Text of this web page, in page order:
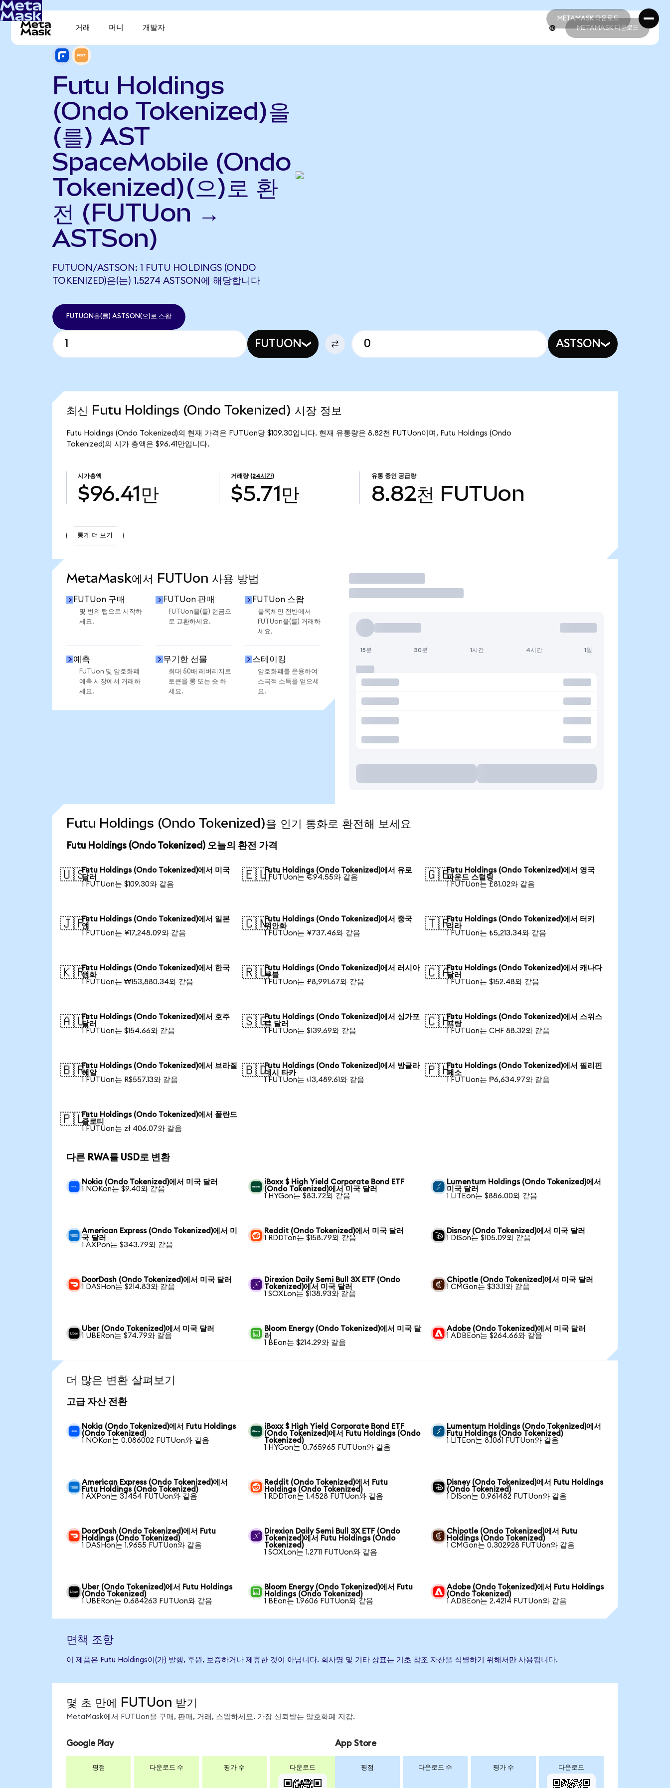
METAMASK 다운로드
METAMASK 다운로드
거래 머니 개발자 METAMASK 다운로드
Futu Holdings
(Ondo Tokenized)을
(를) AST
SpaceMobile (Ondo
Tokenized)(으)로 환
전 (FUTUon →
ASTSon)
FUTUON/ASTSON: 1 FUTU HOLDINGS (ONDO
TOKENIZED)은(는) 1.5274 ASTSON에 해당합니다
FUTUON을(를) ASTSON(으)로 스왑
FUTUON ASTSON
최신 Futu Holdings (Ondo Tokenized) 시장 정보
Futu Holdings (Ondo Tokenized)의 현재 가격은 FUTUon당 $109.30입니다. 현재 유통량은 8.82천 FUTUon이며, Futu Holdings (Ondo
Tokenized)의 시가 총액은 $96.41만입니다.
시가총액
$96.41만
거래량 (24시간)
$5.71만
유통 중인 공급량
8.82천 FUTUon
통계 더 보기
MetaMask에서 FUTUon 사용 방법
FUTUon 구매
몇 번의 탭으로 시작하
세요.
FUTUon 판매
FUTUon을(를) 현금으
로 교환하세요.
FUTUon 스왑
블록체인 전반에서
FUTUon을(를) 거래하
세요.
예측
FUTUon 및 암호화폐
예측 시장에서 거래하
세요.
무기한 선물
최대 50배 레버리지로
토큰을 롱 또는 숏 하
세요.
스테이킹
암호화폐를 운용하여
소극적 소득을 얻으세
요.
거래
15분 30분 1시간 4시간 1일
Futu Holdings (Ondo Tokenized)을 인기 통화로 환전해 보세요
Futu Holdings (Ondo Tokenized) 오늘의 환전 가격
🇺🇸Futu Holdings (Ondo Tokenized)에서 미국
달러
1 FUTUon는 $109.30와 같음
🇪🇺Futu Holdings (Ondo Tokenized)에서 유로
1 FUTUon는 €94.55와 같음
🇬🇧Futu Holdings (Ondo Tokenized)에서 영국
파운드 스털링
1 FUTUon는 £81.02와 같음
🇯🇵Futu Holdings (Ondo Tokenized)에서 일본
엔
1 FUTUon는 ¥17,248.09와 같음
🇨🇳Futu Holdings (Ondo Tokenized)에서 중국
위안화
1 FUTUon는 ¥737.46와 같음
🇹🇷Futu Holdings (Ondo Tokenized)에서 터키
리라
1 FUTUon는 ₺5,213.34와 같음
🇰🇷Futu Holdings (Ondo Tokenized)에서 한국
원화
1 FUTUon는 ₩153,880.34와 같음
🇷🇺Futu Holdings (Ondo Tokenized)에서 러시아
루블
1 FUTUon는 ₽8,991.67와 같음
🇨🇦Futu Holdings (Ondo Tokenized)에서 캐나다
달러
1 FUTUon는 $152.48와 같음
🇦🇺Futu Holdings (Ondo Tokenized)에서 호주
달러
1 FUTUon는 $154.66와 같음
🇸🇬Futu Holdings (Ondo Tokenized)에서 싱가포
르 달러
1 FUTUon는 $139.69와 같음
🇨🇭Futu Holdings (Ondo Tokenized)에서 스위스
프랑
1 FUTUon는 CHF 88.32와 같음
🇧🇷Futu Holdings (Ondo Tokenized)에서 브라질
헤알
1 FUTUon는 R$557.13와 같음
🇧🇩Futu Holdings (Ondo Tokenized)에서 방글라
데시 타카
1 FUTUon는 ৳13,489.61와 같음
🇵🇭Futu Holdings (Ondo Tokenized)에서 필리핀
페소
1 FUTUon는 ₱6,634.97와 같음
🇵🇱Futu Holdings (Ondo Tokenized)에서 폴란드
즐로티
1 FUTUon는 zł 406.07와 같음
다른 RWA를 USD로 변환
Nokia (Ondo Tokenized)에서 미국 달러
1 NOKon는 $9.40와 같음
iBoxx $ High Yield Corporate Bond ETF
(Ondo Tokenized)에서 미국 달러
1 HYGon는 $83.72와 같음
Lumentum Holdings (Ondo Tokenized)에서
미국 달러
1 LITEon는 $886.00와 같음
American Express (Ondo Tokenized)에서 미
국 달러
1 AXPon는 $343.79와 같음
Reddit (Ondo Tokenized)에서 미국 달러
1 RDDTon는 $158.79와 같음
Disney (Ondo Tokenized)에서 미국 달러
1 DISon는 $105.09와 같음
DoorDash (Ondo Tokenized)에서 미국 달러
1 DASHon는 $214.83와 같음
Direxion Daily Semi Bull 3X ETF (Ondo
Tokenized)에서 미국 달러
1 SOXLon는 $138.93와 같음
Chipotle (Ondo Tokenized)에서 미국 달러
1 CMGon는 $33.11와 같음
Uber (Ondo Tokenized)에서 미국 달러
1 UBERon는 $74.79와 같음
Bloom Energy (Ondo Tokenized)에서 미국 달
러
1 BEon는 $214.29와 같음
Adobe (Ondo Tokenized)에서 미국 달러
1 ADBEon는 $264.66와 같음
더 많은 변환 살펴보기
고급 자산 전환
Nokia (Ondo Tokenized)에서 Futu Holdings
(Ondo Tokenized)
1 NOKon는 0.086002 FUTUon와 같음
iBoxx $ High Yield Corporate Bond ETF
(Ondo Tokenized)에서 Futu Holdings (Ondo
Tokenized)
1 HYGon는 0.765965 FUTUon와 같음
Lumentum Holdings (Ondo Tokenized)에서
Futu Holdings (Ondo Tokenized)
1 LITEon는 8.1061 FUTUon와 같음
American Express (Ondo Tokenized)에서
Futu Holdings (Ondo Tokenized)
1 AXPon는 3.1454 FUTUon와 같음
Reddit (Ondo Tokenized)에서 Futu
Holdings (Ondo Tokenized)
1 RDDTon는 1.4528 FUTUon와 같음
Disney (Ondo Tokenized)에서 Futu Holdings
(Ondo Tokenized)
1 DISon는 0.961482 FUTUon와 같음
DoorDash (Ondo Tokenized)에서 Futu
Holdings (Ondo Tokenized)
1 DASHon는 1.9655 FUTUon와 같음
Direxion Daily Semi Bull 3X ETF (Ondo
Tokenized)에서 Futu Holdings (Ondo
Tokenized)
1 SOXLon는 1.2711 FUTUon와 같음
Chipotle (Ondo Tokenized)에서 Futu
Holdings (Ondo Tokenized)
1 CMGon는 0.302928 FUTUon와 같음
Uber (Ondo Tokenized)에서 Futu Holdings
(Ondo Tokenized)
1 UBERon는 0.684263 FUTUon와 같음
Bloom Energy (Ondo Tokenized)에서 Futu
Holdings (Ondo Tokenized)
1 BEon는 1.9606 FUTUon와 같음
Adobe (Ondo Tokenized)에서 Futu Holdings
(Ondo Tokenized)
1 ADBEon는 2.4214 FUTUon와 같음
면책 조항
이 제품은 Futu Holdings이(가) 발행, 후원, 보증하거나 제휴한 것이 아닙니다. 회사명 및 기타 상표는 기초 참조 자산을 식별하기 위해서만 사용됩니다.
몇 초 만에 FUTUon 받기
MetaMask에서 FUTUon을 구매, 판매, 거래, 스왑하세요. 가장 신뢰받는 암호화폐 지갑.
Google Play
평점 다운로드 수 평가 수 다운로드
App Store
평점 다운로드 수 평가 수 다운로드